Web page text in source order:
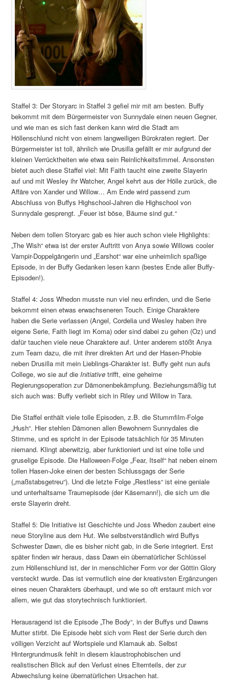
Staffel 3: Der Storyarc in Staffel 3 gefiel mir mit am besten. Buffy
bekommt mit dem Bürgermeister von Sunnydale einen neuen Gegner,
und wie man es sich fast denken kann wird die Stadt am
Höllenschlund nicht von einem langweiligen Bürokraten regiert. Der
Bürgermeister ist toll, ähnlich wie Drusilla gefällt er mir aufgrund der
kleinen Verrücktheiten wie etwa sein Reinlichkeitsfimmel. Ansonsten
bietet auch diese Staffel viel: Mit Faith taucht eine zweite Slayerin
auf und mit Wesley ihr Watcher, Angel kehrt aus der Hölle zurück, die
Affäre von Xander und Willow… Am Ende wird passend zum
Abschluss von Buffys Highschool-Jahren die Highschool von
Sunnydale gesprengt. „Feuer ist böse, Bäume sind gut.“
Neben dem tollen Storyarc gab es hier auch schon viele Highlights:
„The Wish“ etwa ist der erster Auftritt von Anya sowie Willows cooler
Vampir-Doppelgängerin und „Earshot“ war eine unheimlich spaßige
Episode, in der Buffy Gedanken lesen kann (bestes Ende aller Buffy-
Episoden!).
Staffel 4: Joss Whedon musste nun viel neu erfinden, und die Serie
bekommt einen etwas erwachseneren Touch. Einige Charaktere
haben die Serie verlassen (Angel, Cordelia und Wesley haben ihre
eigene Serie, Faith liegt im Koma) oder sind dabei zu gehen (Oz) und
dafür tauchen viele neue Charaktere auf. Unter anderem stößt Anya
zum Team dazu, die mit ihrer direkten Art und der Hasen-Phobie
neben Drusilla mit mein Lieblings-Charakter ist. Buffy geht nun aufs
College, wo sie auf dieInitiative trifft, eine geheime
Regierungsoperation zur Dämonenbekämpfung. Beziehungsmäßig tut
sich auch was: Buffy verliebt sich in Riley und Willow in Tara.
Die Staffel enthält viele tolle Episoden, z.B. die Stummfilm-Folge
„Hush“. Hier stehlen Dämonen allen Bewohnern Sunnydales die
Stimme, und es spricht in der Episode tatsächlich für 35 Minuten
niemand. Klingt aberwitzig, aber funktioniert und ist eine tolle und
gruselige Episode. Die Halloween-Folge „Fear, Itself“ hat neben einem
tollen Hasen-Joke einen der besten Schlussgags der Serie
(„maßstabsgetreu“). Und die letzte Folge „Restless“ ist eine geniale
und unterhaltsame Traumepisode (der Käsemann!), die sich um die
erste Slayerin dreht.
Staffel 5: Die Initiative ist Geschichte und Joss Whedon zaubert eine
neue Storyline aus dem Hut. Wie selbstverständlich wird Buffys
Schwester Dawn, die es bisher nicht gab, in die Serie integriert. Erst
später finden wir heraus, dass Dawn ein übernatürlicher Schlüssel
zum Höllenschlund ist, der in menschlicher Form vor der Göttin Glory
versteckt wurde. Das ist vermutlich eine der kreativsten Ergänzungen
eines neuen Charakters überhaupt, und wie so oft erstaunt mich vor
allem, wie gut das storytechnisch funktioniert.
Herausragend ist die Episode „The Body“, in der Buffys und Dawns
Mutter stirbt. Die Episode hebt sich vom Rest der Serie durch den
völligen Verzicht auf Wortspiele und Klamauk ab. Selbst
Hintergrundmusik fehlt in diesem klaustrophobischen und
realistischen Blick auf den Verlust eines Elternteils, der zur
Abwechslung keine übernatürlichen Ursachen hat.